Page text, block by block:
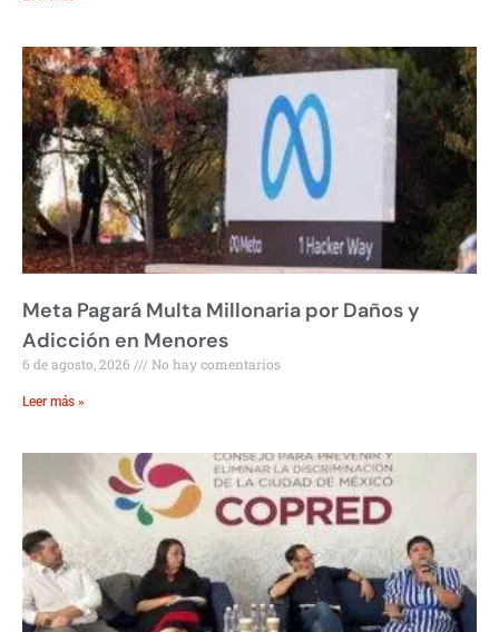
Meta Pagará Multa Millonaria por Daños y
Adicción en Menores
6 de agosto, 2026 No hay comentarios
Leer más »